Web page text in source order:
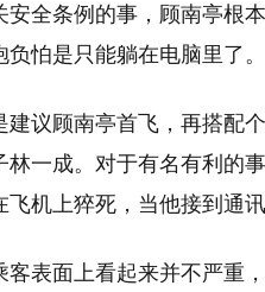
安全条例的事，顾南亭根
负怕是只能躺在电脑里了
建议顾南亭首飞，再搭配
林一成。对于有名有利的
机上猝死，当他接到通
客表面上看起来并不严重